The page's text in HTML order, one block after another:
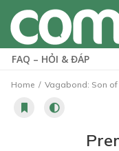
FAQ – HỎI & ĐÁP
Home Vagabond: Son of